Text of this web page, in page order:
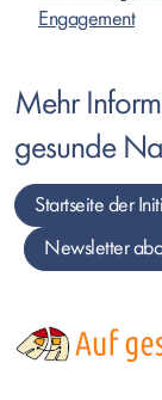
Engagement
Mehr
gesunde
Startseite der
Newsletter
Bild